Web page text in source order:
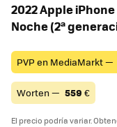
2022 Apple iPhone
Noche (2ª
PVP en MediaMarkt —
Worten — 559 €
El precio podría variar.